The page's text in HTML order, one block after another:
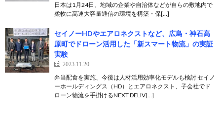
日本は1月24日、地域の企業や自治体などが自らの敷地内で
柔軟に高速大容量通信の環境を構築・保[…]
セイノーHDやエアロネクストなど、広島・神石高
原町でドローン活用した「新スマート物流」の実証
実験
2023.11.20
弁当配食を実施、今後は人材活用効率化モデルも検討 セイノ
ーホールディングス（HD）とエアロネクスト、子会社でド
ローン物流を手掛けるNEXT DELIV[…]